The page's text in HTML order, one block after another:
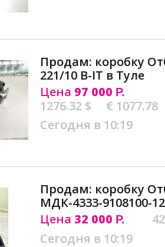
Продам: коробку
221/10 B-IT в Туле
Цена 97 000 Р.
1276.32 $
€ 1077.78
Сегодня в 10:19
Продам: коробку
МДК-4333-9108100-
Цена 32 000 Р.
Сегодня в 10:19